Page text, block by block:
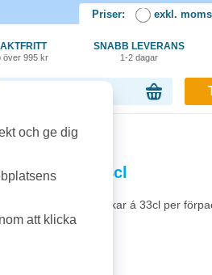
Priser: exkl. moms
över 995 kr
SNABB LEVERANS
1-2 dagar
burk 20x33cl
granatäpple. 20 burkar á 33cl per
och ge dig
att klicka